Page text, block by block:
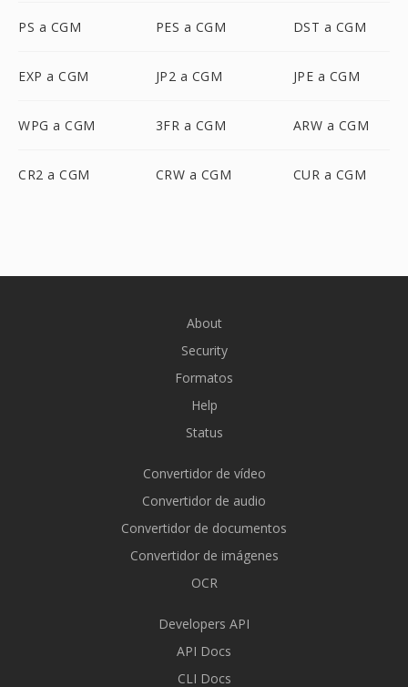
PS a CGM PES a CGM DST a CGM
EXP a CGM JP2 a CGM JPE a CGM
WPG a CGM 3FR a CGM ARW a CGM
CR2 a CGM CRW a CGM CUR a CGM
About
Security
Formatos
Help
Status
Convertidor de vídeo
Convertidor de audio
Convertidor de documentos
Convertidor de imágenes
OCR
Developers API
API Docs
CLI Docs